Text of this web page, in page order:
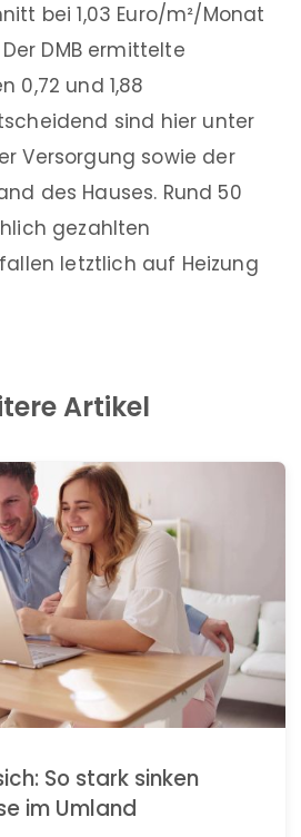
bei 1,03 Euro/m²/Monat
Der DMB ermittelte
0,72 und 1,88
sind hier unter
Versorgung sowie der
des Hauses. Rund 50
gezahlten
letztlich auf Heizung
Artikel
So stark sinken
im Umland